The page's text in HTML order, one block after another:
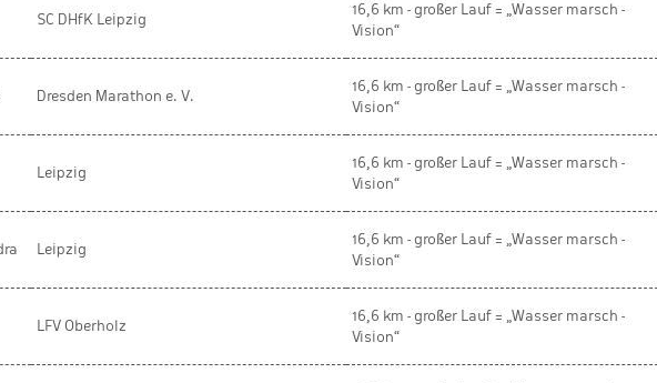
SC DHfK Leipzig
16,6 km - großer Lauf = „Wasser marsch -
Vision“
Dresden Marathon e. V.
16,6 km - großer Lauf = „Wasser marsch -
Vision“
Leipzig
16,6 km - großer Lauf = „Wasser marsch -
Vision“
Leipzig
16,6 km - großer Lauf = „Wasser marsch -
Vision“
LFV Oberholz
16,6 km - großer Lauf = „Wasser marsch -
Vision“